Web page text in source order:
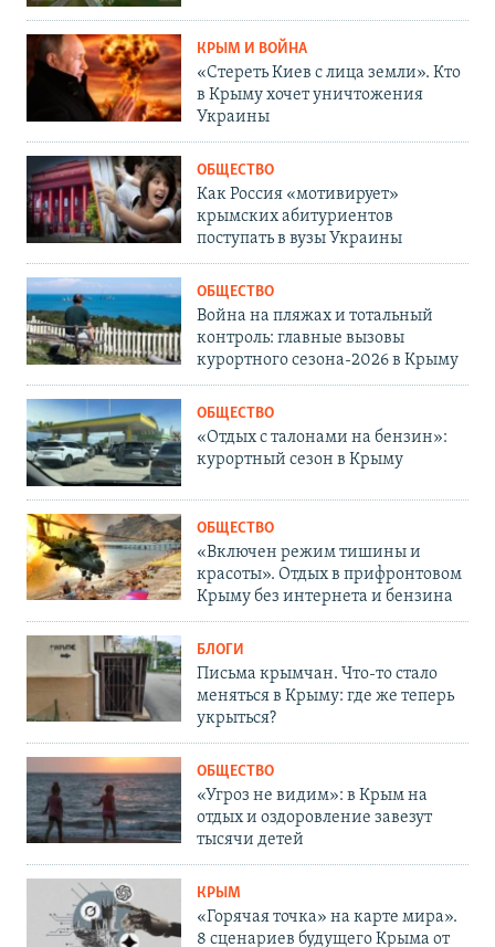
КРЫМ И ВОЙНА
«Стереть Киев с лица земли». Кто
в Крыму хочет уничтожения
Украины
ОБЩЕСТВО
Как Россия «мотивирует»
крымских абитуриентов
поступать в вузы Украины
ОБЩЕСТВО
Война на пляжах и тотальный
контроль: главные вызовы
курортного сезона-2026 в Крыму
ОБЩЕСТВО
«Отдых с талонами на бензин»:
курортный сезон в Крыму
ОБЩЕСТВО
«Включен режим тишины и
красоты». Отдых в прифронтовом
Крыму без интернета и бензина
БЛОГИ
Письма крымчан. Что-то стало
меняться в Крыму: где же теперь
укрыться?
ОБЩЕСТВО
«Угроз не видим»: в Крым на
отдых и оздоровление завезут
тысячи детей
КРЫМ
«Горячая точка» на карте мира».
8 сценариев будущего Крыма от